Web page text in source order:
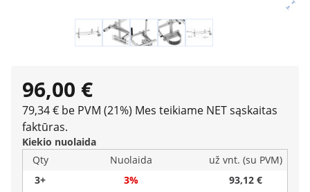
96,00 €
79,34 € be PVM (21%) Mes teikiame NET sąskaitas
faktūras.
Kiekio nuolaida
Qty
Nuolaida
už vnt. (su PVM)
3+
3%
93,12 €